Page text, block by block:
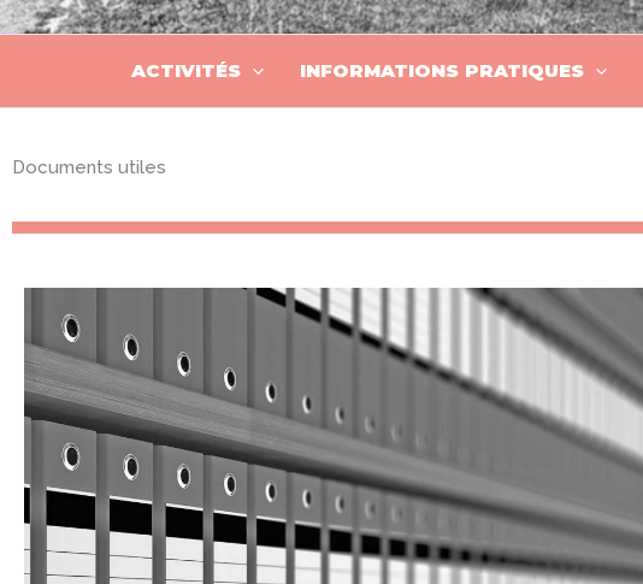
ACTIVITÉS INFORMATIONS PRATIQUES
Documents utiles